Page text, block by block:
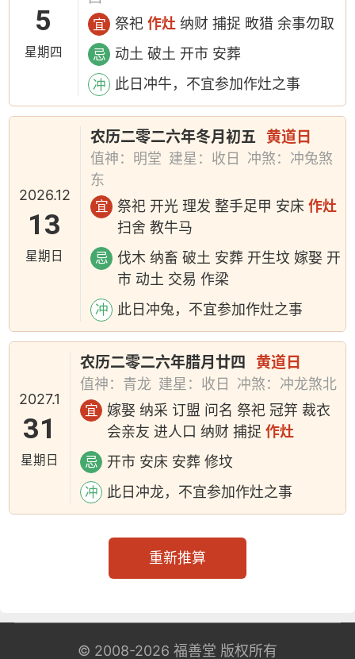
5
星期四
宜 祭祀作灶 纳财 捕捉 畋猎 余事勿取
忌 动土 破土 开市 安葬
冲 此日冲牛，不宜参加作灶之事
2026.12
13
星期日
农历二零二六年冬月初五 黄道日
值神：明堂 建星：收日
冲煞：冲兔煞
东
宜 祭祀 开光 理发 整手足甲 安床作灶
扫舍 教牛马
忌
伐木 纳畜 破土 安葬 开生坟 嫁娶 开
市 动土 交易 作梁
冲 此日冲兔，不宜参加作灶之事
2027.1
31
星期日
农历二零二六年腊月廿四 黄道日
值神：青龙 建星：收日 冲煞：冲龙煞北
宜
嫁娶 纳采 订盟 问名 祭祀 冠笄 裁衣
会亲友 进人口 纳财 捕捉作灶
忌 开市 安床 安葬 修坟
冲 此日冲龙，不宜参加作灶之事
重新推算
© 2008-2026 福善堂 版权所有